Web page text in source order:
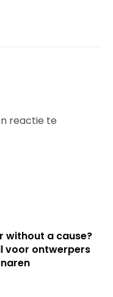
reactie te
without a cause?
voor ontwerpers